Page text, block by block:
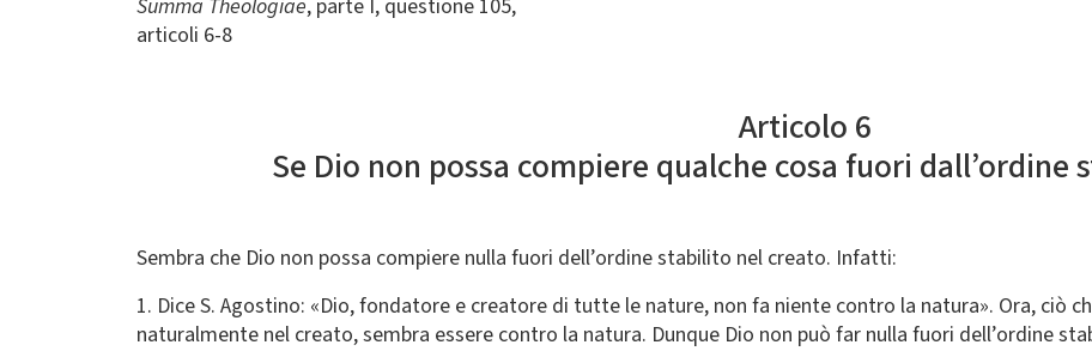
Summa Theologiae, parte I, questione 105,
articoli 6-8
Articolo 6
Se Dio non possa compiere qualche cosa fuori
Sembra che Dio non possa compiere nulla fuori dell’ordine stabilito nel creato. Infatti:
1. Dice S. Agostino: «Dio, fondatore e creatore di tutte le nature, non fa niente contro la natura». Ora, ciò
naturalmente nel creato, sembra essere contro la natura. Dunque Dio non può far nulla fuori dell’ordine